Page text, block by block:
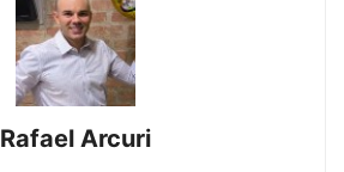
Rafael Arcuri